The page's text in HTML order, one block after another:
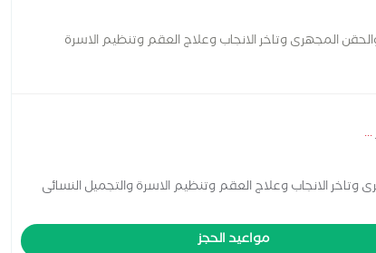
المجهرى وتاخر الانجاب وعلاج العقم وتنظيم الاسرة
ومتابعة الحمل
...
وتاخر الانجاب وعلاج العقم وتنظيم الاسرة والتجميل النسائى
مواعيد الحجز